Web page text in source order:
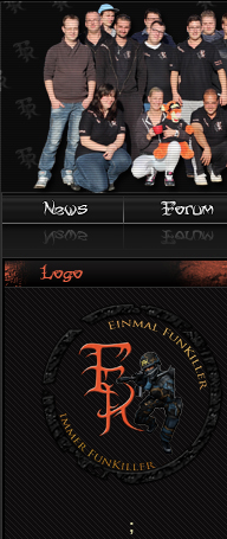
;
FIFA 20 |